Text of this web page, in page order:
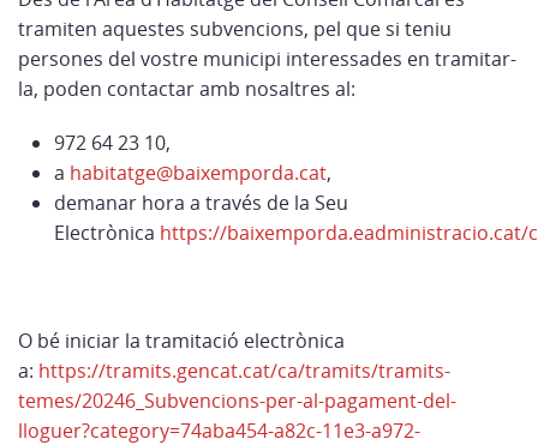
tramiten aquestes subvencions, pel que si teniu
persones del vostre municipi interessades en tramitar-
la, poden contactar amb nosaltres al:
972 64 23 10,
a habitatge@baixemporda.cat,
demanar hora a través de la Seu
Electrònica https://baixemporda.eadministracio.cat/
O bé iniciar la tramitació electrònica
a: https://tramits.gencat.cat/ca/tramits/tramits-
temes/20246_Subvencions-per-al-pagament-del-
lloguer?category=74aba454-a82c-11e3-a972-